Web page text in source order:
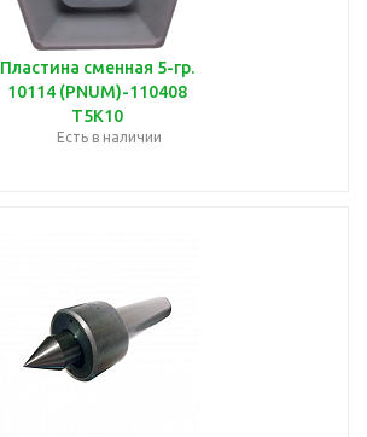
Пластина сменная 5-гр.
10114 (PNUM)-110408
Т5К10
Есть в наличии